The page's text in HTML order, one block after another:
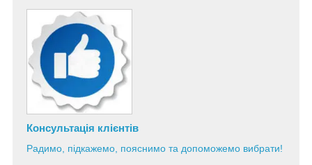
Консультація клієнтів
Радимо, підкажемо, пояснимо та допоможемо вибрати!